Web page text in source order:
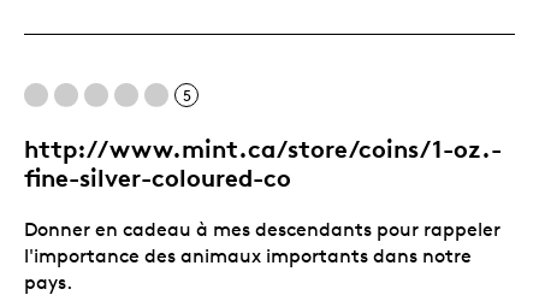
5
http://www.mint.ca/store/coins/1-oz.-
fine-silver-coloured-co
Donner en cadeau à mes descendants pour rappeler
l'importance des animaux importants dans notre
pays.